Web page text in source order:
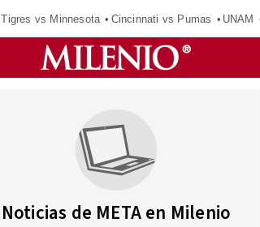
Tigres vs Minnesota Cincinnati vs Pumas UNAM
Noticias de META en Milenio